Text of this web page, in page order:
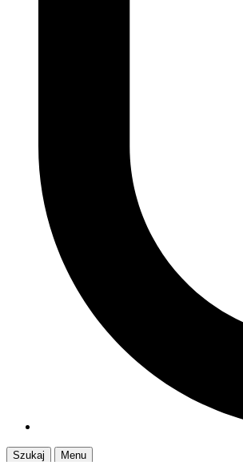
Szukaj
Menu